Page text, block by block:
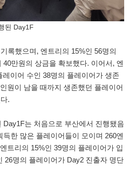
된 Day1F
록했으며, 엔트리의 15%인 56명의
만원의 상금을 확보했다. 이어서, 엔
레이어 수인 38명의 플레이어가 생존
원이 남을 때까지 생존했던 플레이어
.
Day1F는 처음으로 부산에서 진행됐음
한 많은 플레이어들이 모이며 260엔
트리의 15%인 39명의 플레이어가 입
26명의 플레이어가 Day2 진출자 명단